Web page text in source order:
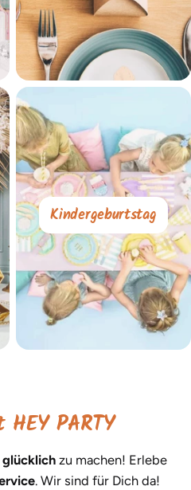
Kindergeburtstag
PARTY
glücklich zu machen! Erlebe
. Wir sind für Dich da!